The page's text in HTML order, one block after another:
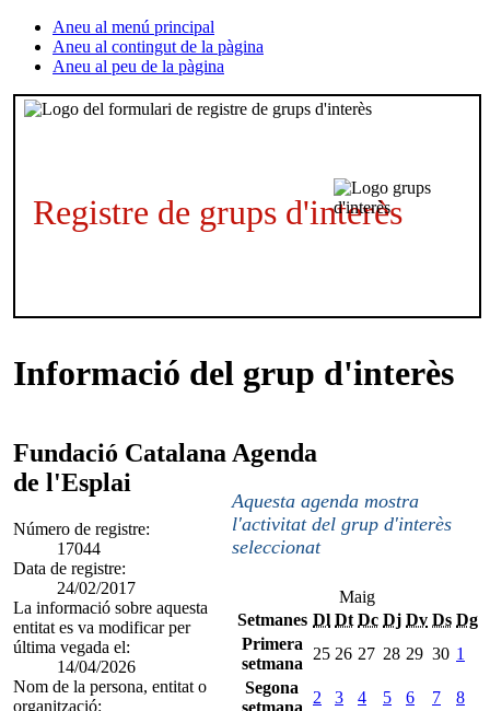
Aneu al menú principal
Aneu al contingut de la pàgina
Aneu al peu de la pàgina
Registre de grups d'interès
Informació del grup d'interès
Fundació Catalana
de l'Esplai
Número de registre:
17044
Data de registre:
24/02/2017
La informació sobre aquesta
entitat es va modificar per
última vegada el:
14/04/2026
Nom de la persona, entitat o
organització:
Agenda
Aquesta agenda mostra
l'activitat del grup d'interès
seleccionat
Maig
Setmanes Dl Dt Dc Dj Dv Ds Dg
Primera
setmana
25 26 27 28 29 30 1
Segona
2 3 4 5 6 7
8